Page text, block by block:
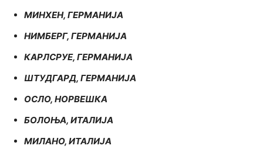
МИНХЕН, ГЕРМАНИЈА
НИМБЕРГ, ГЕРМАНИЈА
КАРЛСРУЕ, ГЕРМАНИЈА
ШТУДГАРД, ГЕРМАНИЈА
ОСЛО, НОРВЕШКА
БОЛОЊА, ИТАЛИЈА
МИЛАНО, ИТАЛИЈА